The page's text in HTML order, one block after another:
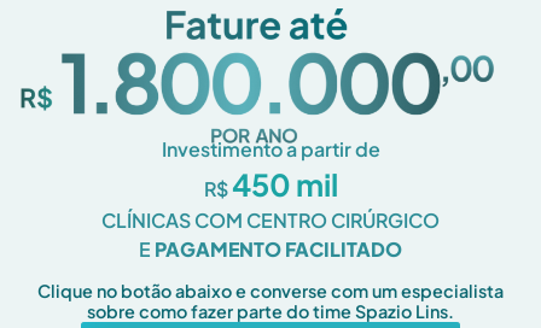
Investimento a partir de
R$450 mil
CLÍNICAS COM CENTRO CIRÚRGICO
E PAGAMENTO FACILITADO
Clique no botão abaixo e converse com um especialista
sobre como fazer parte do time Spazio Lins.